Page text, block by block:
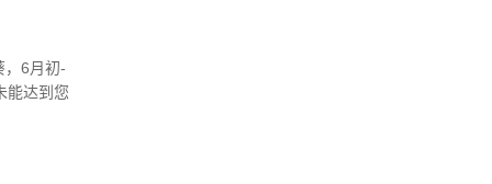
，6月初-
能达到您